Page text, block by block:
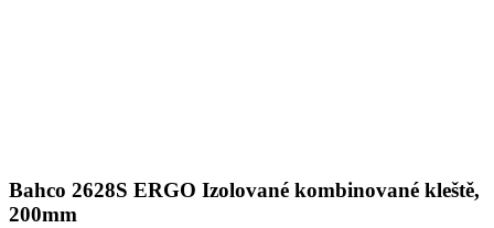
Bahco 2628S ERGO Izolované kombinované kleště,
200mm